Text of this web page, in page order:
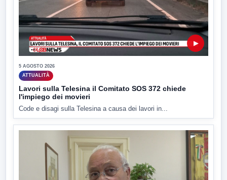
▶
5 AGOSTO 2026
ATTUALITÀ
Lavori sulla Telesina il Comitato SOS 372 chiede
l'impiego dei movieri
Code e disagi sulla Telesina a causa dei lavori in...